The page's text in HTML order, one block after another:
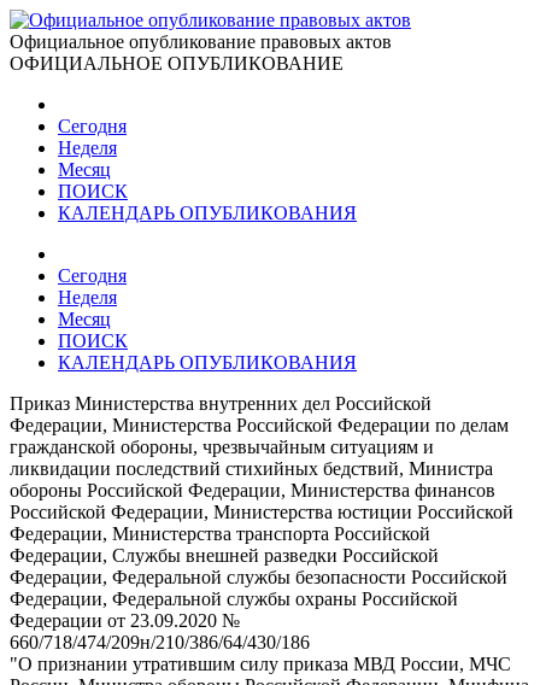
Официальное опубликование правовых актов
ОФИЦИАЛЬНОЕ ОПУБЛИКОВАНИЕ
Сегодня
Неделя
Месяц
ПОИСК
КАЛЕНДАРЬ ОПУБЛИКОВАНИЯ
Сегодня
Неделя
Месяц
ПОИСК
КАЛЕНДАРЬ ОПУБЛИКОВАНИЯ
Приказ Министерства внутренних дел Российской
Федерации, Министерства Российской Федерации по делам
гражданской обороны, чрезвычайным ситуациям и
ликвидации последствий стихийных бедствий, Министра
обороны Российской Федерации, Министерства финансов
Российской Федерации, Министерства юстиции Российской
Федерации, Министерства транспорта Российской
Федерации, Службы внешней разведки Российской
Федерации, Федеральной службы безопасности Российской
Федерации, Федеральной службы охраны Российской
Федерации от 23.09.2020 №
660/718/474/209н/210/386/64/430/186
"О признании утратившим силу приказа МВД России, МЧС